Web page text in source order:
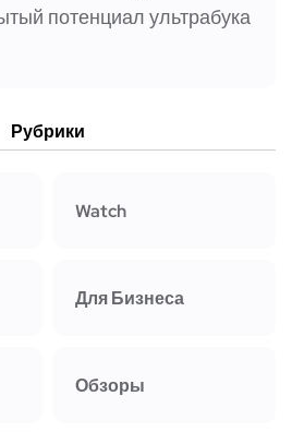
потенциал ультрабука
Рубрики
Watch
Для Бизнеса
Обзоры